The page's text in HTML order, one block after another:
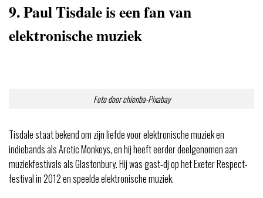
9. Paul Tisdale is een fan van
elektronische muziek
Foto door chienba-Pixabay
Tisdale staat bekend om zijn liefde voor elektronische muziek en
indiebands als Arctic Monkeys, en hij heeft eerder deelgenomen aan
muziekfestivals als Glastonbury. Hij was gast-dj op het Exeter Respect-
festival in 2012 en speelde elektronische muziek.